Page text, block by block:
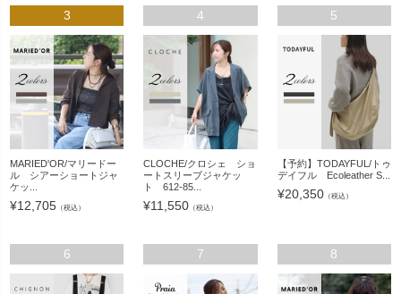
3
MARIED'OR/マリードー
ル シアーショートジャ
ケッ...
¥12,705 （税込）
4
CLOCHE/クロシェ ショ
ートスリーブジャケッ
ト 612-85...
¥11,550 （税込）
5
【予約】TODAYFUL/トゥ
デイフル Ecoleather S...
¥20,350（税込）
6 7 8